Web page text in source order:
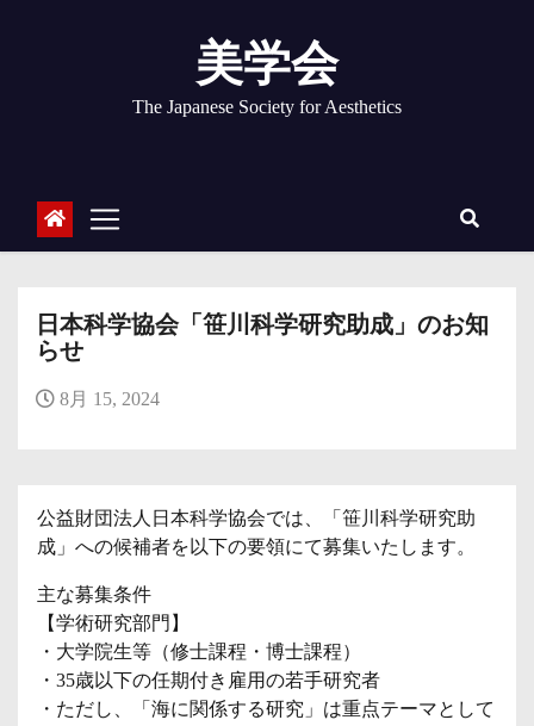
美学会
The Japanese Society for Aesthetics
日本科学協会「笹川科学研究助成」のお知
らせ
8月 15, 2024
公益財団法人日本科学協会では、「笹川科学研究助
成」への候補者を以下の要領にて募集いたします。
主な募集条件
【学術研究部門】
・大学院生等（修士課程・博士課程）
・35歳以下の任期付き雇用の若手研究者
・ただし、「海に関係する研究」は重点テーマとして